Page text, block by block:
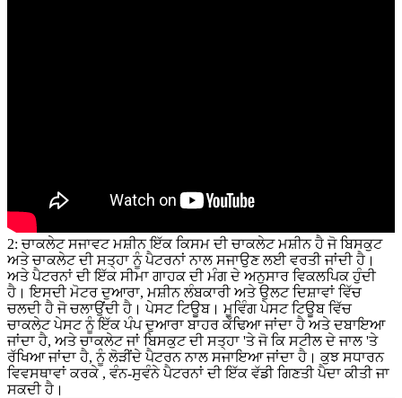
2: ਚਾਕਲੇਟ ਸਜਾਵਟ ਮਸ਼ੀਨ ਇੱਕ ਕਿਸਮ ਦੀ ਚਾਕਲੇਟ ਮਸ਼ੀਨ ਹੈ ਜੋ ਬਿਸਕੁਟ
ਅਤੇ ਚਾਕਲੇਟ ਦੀ ਸਤ੍ਹਾ ਨੂੰ ਪੈਟਰਨਾਂ ਨਾਲ ਸਜਾਉਣ ਲਈ ਵਰਤੀ ਜਾਂਦੀ ਹੈ।
ਅਤੇ ਪੈਟਰਨਾਂ ਦੀ ਇੱਕ ਸੀਮਾ ਗਾਹਕ ਦੀ ਮੰਗ ਦੇ ਅਨੁਸਾਰ ਵਿਕਲਪਿਕ ਹੁੰਦੀ
ਹੈ। ਇਸਦੀ ਮੋਟਰ ਦੁਆਰਾ, ਮਸ਼ੀਨ ਲੰਬਕਾਰੀ ਅਤੇ ਉਲਟ ਦਿਸ਼ਾਵਾਂ ਵਿੱਚ
ਚਲਦੀ ਹੈ ਜੋ ਚਲਾਉਂਦੀ ਹੈ। ਪੇਸਟ ਟਿਊਬ। ਮੂਵਿੰਗ ਪੇਸਟ ਟਿਊਬ ਵਿੱਚ
ਚਾਕਲੇਟ ਪੇਸਟ ਨੂੰ ਇੱਕ ਪੰਪ ਦੁਆਰਾ ਬਾਹਰ ਕੱਢਿਆ ਜਾਂਦਾ ਹੈ ਅਤੇ ਦਬਾਇਆ
ਜਾਂਦਾ ਹੈ, ਅਤੇ ਚਾਕਲੇਟ ਜਾਂ ਬਿਸਕੁਟ ਦੀ ਸਤ੍ਹਾ 'ਤੇ ਜੋ ਕਿ ਸਟੀਲ ਦੇ ਜਾਲ 'ਤੇ
ਰੱਖਿਆ ਜਾਂਦਾ ਹੈ, ਨੂੰ ਲੋੜੀਂਦੇ ਪੈਟਰਨ ਨਾਲ ਸਜਾਇਆ ਜਾਂਦਾ ਹੈ। ਕੁਝ ਸਧਾਰਨ
ਵਿਵਸਥਾਵਾਂ ਕਰਕੇ , ਵੰਨ-ਸੁਵੰਨੇ ਪੈਟਰਨਾਂ ਦੀ ਇੱਕ ਵੱਡੀ ਗਿਣਤੀ ਪੈਦਾ ਕੀਤੀ ਜਾ
ਸਕਦੀ ਹੈ।